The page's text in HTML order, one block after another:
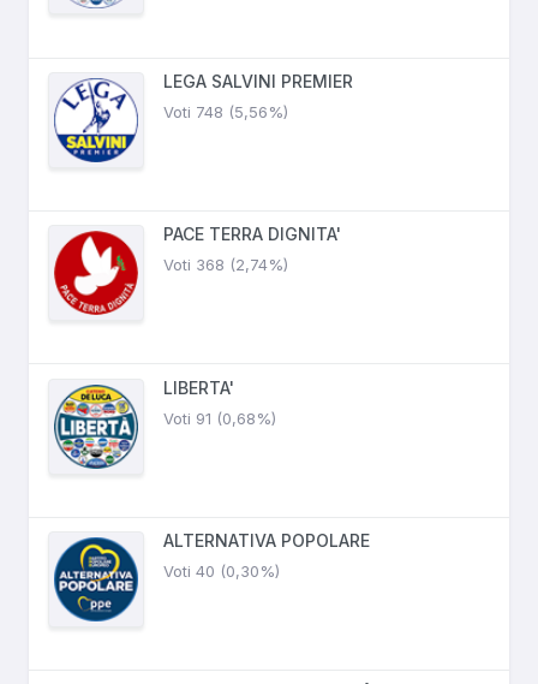
LEGA SALVINI PREMIER
Voti 748 (5,56%)
PACE TERRA DIGNITA'
Voti 368 (2,74%)
LIBERTA'
Voti 91 (0,68%)
ALTERNATIVA POPOLARE
Voti 40 (0,30%)